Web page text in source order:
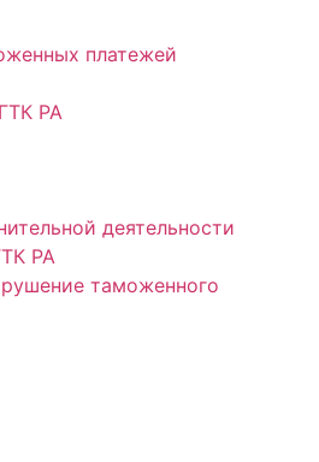
платежей
РА
деятельности
РА
таможенного